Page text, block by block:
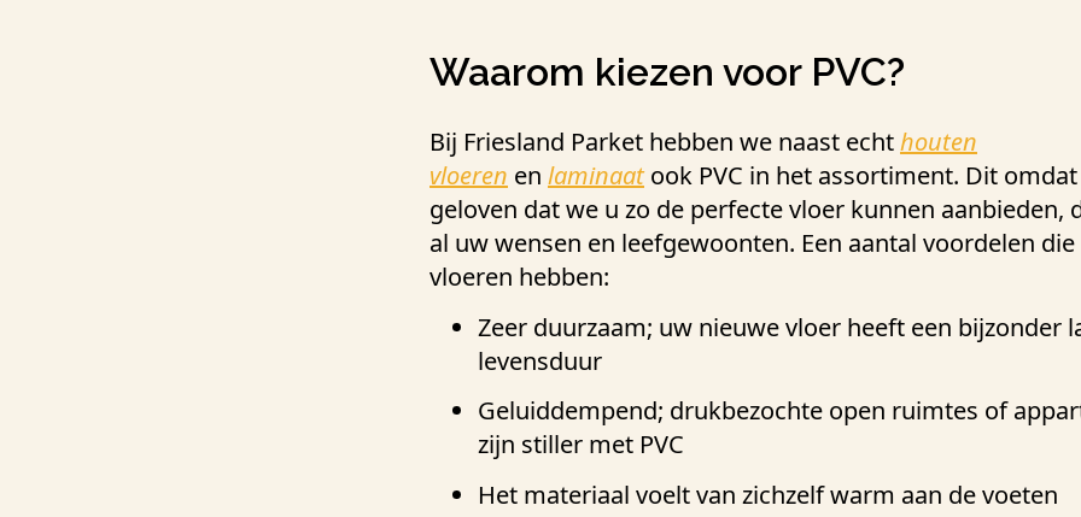
Waarom kiezen voor PVC?
Bij Friesland Parket hebben we naast echthouten
vloeren en laminaatook PVC in het assortiment. Dit
geloven dat we u zo de perfecte vloer kunnen aanbieden,
al uw wensen en leefgewoonten. Een aantal voordelen die
vloeren hebben:
Zeer duurzaam; uw nieuwe vloer heeft een bijzonder
levensduur
Geluiddempend; drukbezochte open ruimtes of
zijn stiller met PVC
Het materiaal voelt van zichzelf warm aan de voeten